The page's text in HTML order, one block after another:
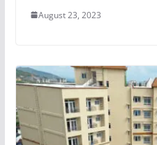
August 23, 2023